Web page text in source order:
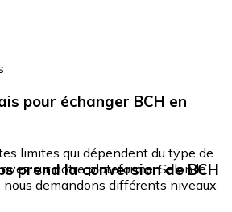
pour échanger BCH en
limites qui dépendent du type de
sur notre plateforme. Selon le
demandons différents niveaux
prend la conversion de BCH